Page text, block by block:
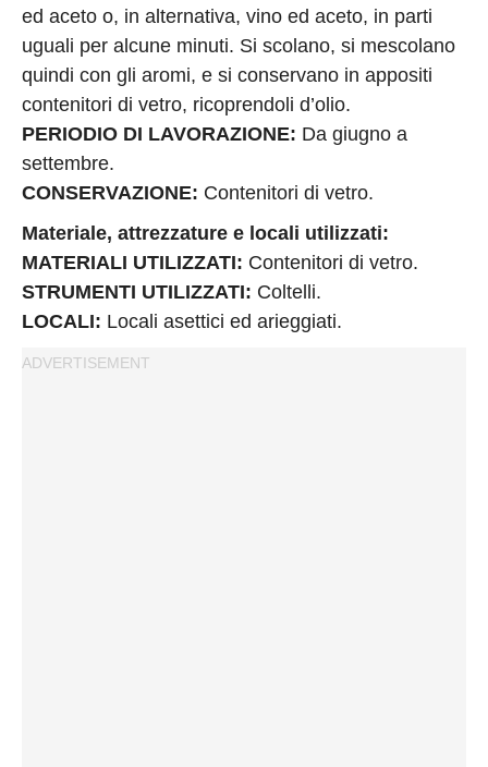
ed aceto o, in alternativa, vino ed aceto, in parti
uguali per alcune minuti. Si scolano, si mescolano
quindi con gli aromi, e si conservano in appositi
contenitori di vetro, ricoprendoli d’olio.
PERIODIO DI LAVORAZIONE: Da giugno a
settembre.
CONSERVAZIONE: Contenitori di vetro.
Materiale, attrezzature e locali utilizzati:
MATERIALI UTILIZZATI: Contenitori di vetro.
STRUMENTI UTILIZZATI: Coltelli.
LOCALI: Locali asettici ed arieggiati.